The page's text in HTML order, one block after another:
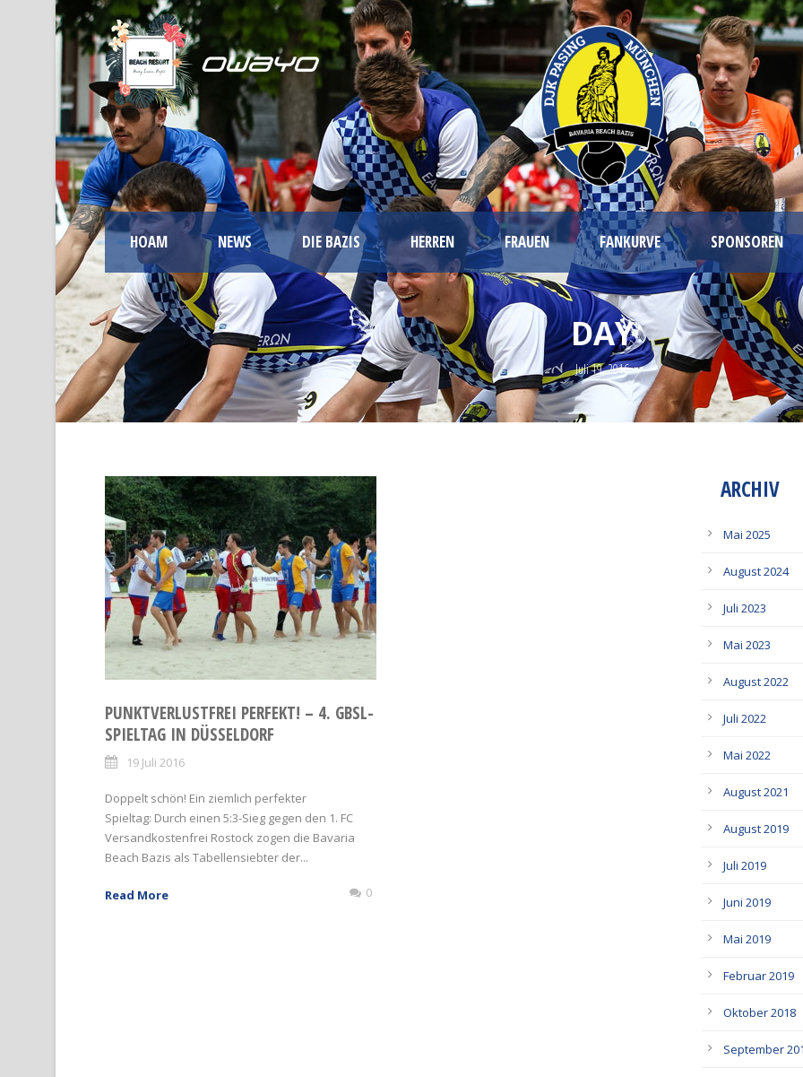
HOAM NEWS DIE BAZIS HERREN FRAUEN FANKURVE SPONSOREN
DAY
Juli 19, 2016
PUNKTVERLUSTFREI PERFEKT! – 4. GBSL-
SPIELTAG IN DÜSSELDORF
19 Juli 2016
Doppelt schön! Ein ziemlich perfekter
Spieltag: Durch einen 5:3-Sieg gegen den 1. FC
Versandkostenfrei Rostock zogen die Bavaria
Beach Bazis als Tabellensiebter der...
Read More 0
ARCHIV
Mai 2025
August 2024
Juli 2023
Mai 2023
August 2022
Juli 2022
Mai 2022
August 2021
August 2019
Juli 2019
Juni 2019
Mai 2019
Februar 2019
Oktober 2018
September